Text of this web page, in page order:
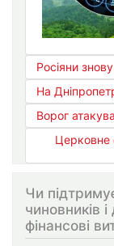
Росіяни
На
Ворог
Церковне
Чи
чиновників
фінансові